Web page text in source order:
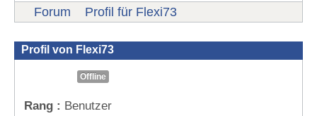
Forum Profil für Flexi73
Profil von Flexi73
Offline
Rang : Benutzer